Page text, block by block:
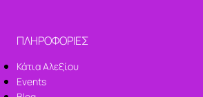
ΠΛΗΡΟΦΟΡΙΕΣ
Κάτια Αλεξίου
Events